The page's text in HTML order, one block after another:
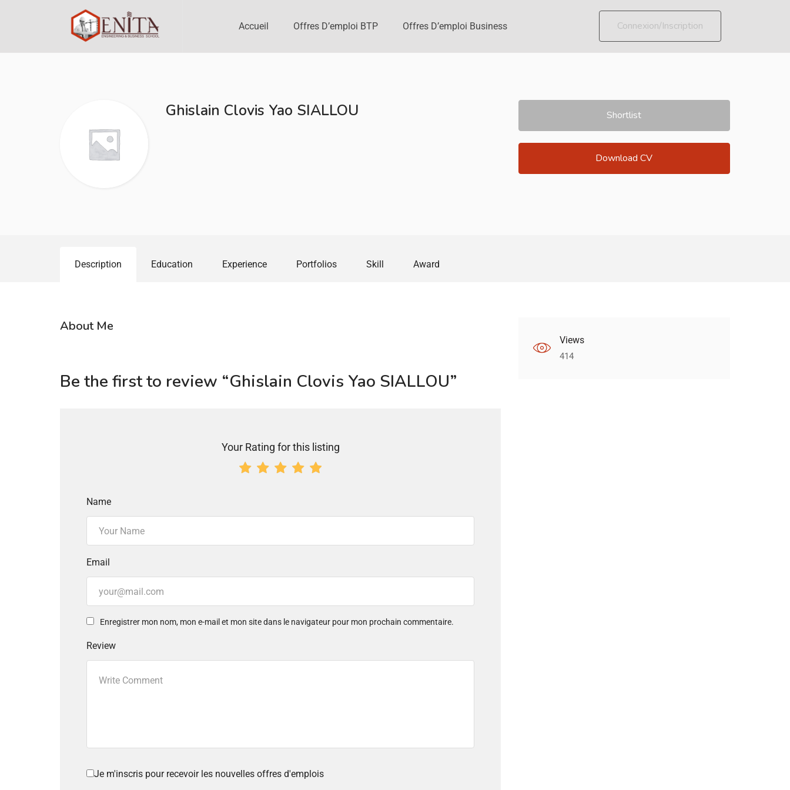
Accueil Offres D’emploi BTP Offres D’emploi Business Connexion/Inscription
Ghislain Clovis Yao SIALLOU Shortlist
Download CV
Description Education Experience Portfolios Skill Award
About Me
Be the first to review “Ghislain Clovis Yao SIALLOU”
Your Rating for this listing
Name
Email
Enregistrer mon nom, mon e-mail et mon site dans le navigateur pour mon prochain commentaire.
Review
Je m'inscris pour recevoir les nouvelles offres d'emplois
Views
414